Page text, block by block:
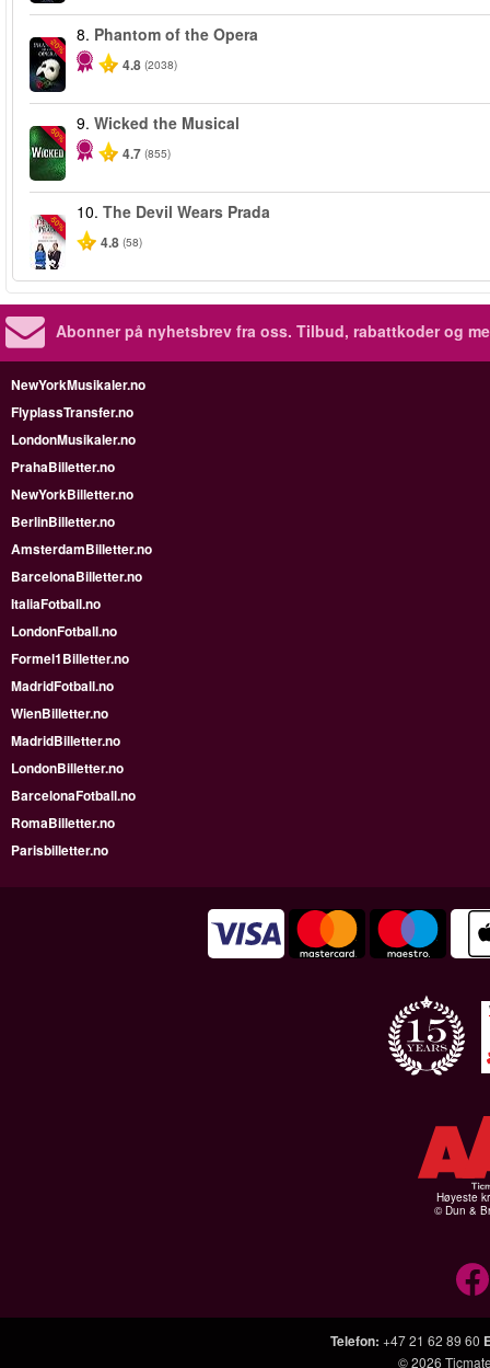
-20%
8. Phantom of the Opera
4.8 (2038)
-50%
9. Wicked the Musical
4.7 (855)
-50%
10. The Devil Wears Prada
4.8 (58)
Abonner på nyhetsbrev fra oss. Tilbud, rabattkoder og
NewYorkMusikaler.no
FlyplassTransfer.no
LondonMusikaler.no
PrahaBilletter.no
NewYorkBilletter.no
BerlinBilletter.no
AmsterdamBilletter.no
BarcelonaBilletter.no
ItaliaFotball.no
LondonFotball.no
Formel1Billetter.no
MadridFotball.no
WienBilletter.no
MadridBilletter.no
LondonBilletter.no
BarcelonaFotball.no
RomaBilletter.no
Parisbilletter.no
Høyeste
© Dun &
Telefon: +47 21 62 89 60
© 2026